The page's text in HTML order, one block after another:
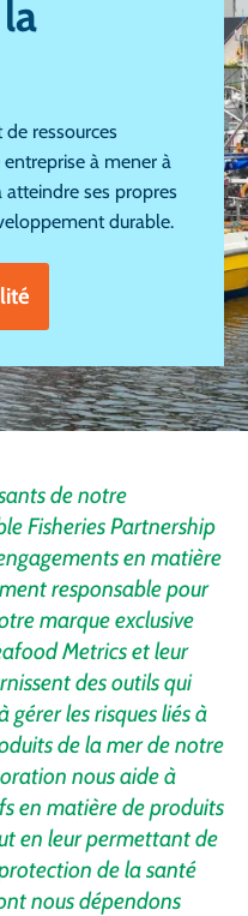
ressources
à mener à
ses propres
durable.
de notre
Fisheries Partnership
en matière
responsable pour
marque exclusive
Metrics et leur
des outils qui
les risques liés à
de la mer de notre
nous aide à
en matière de produits
en leur permettant de
de la santé
nous dépendons